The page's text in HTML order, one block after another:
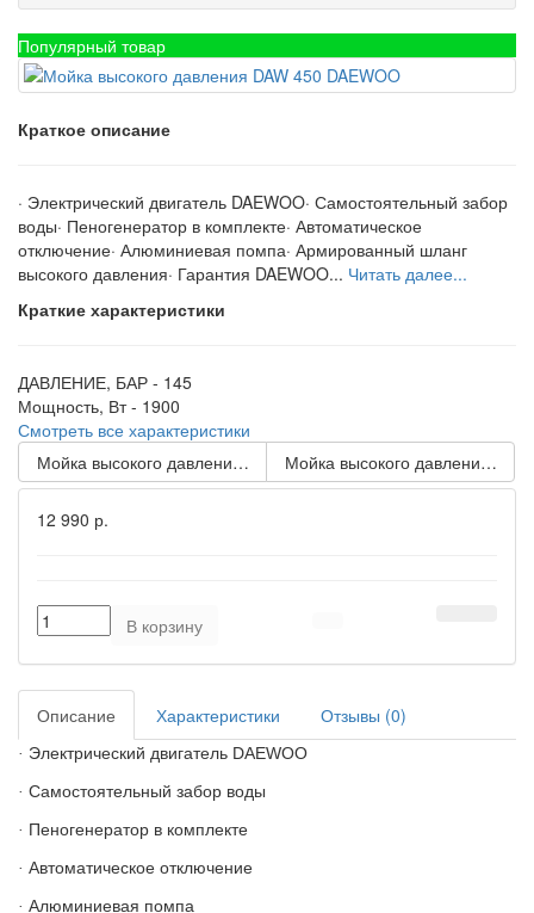
Популярный товар
Краткое описание
· Электрический двигатель DAEWOO· Самостоятельный забор
воды· Пеногенератор в комплекте· Автоматическое
отключение· Алюминиевая помпа· Армированный шланг
высокого давления· Гарантия DAEWOO... Читать далее...
Краткие характеристики
ДАВЛЕНИЕ, БАР - 145
Мощность, Вт - 1900
Смотреть все характеристики
Мойка высокого давления DAW 400 DAEWOO
Мойка высокого давления
12 990 р.
В корзину
Описание Характеристики Отзывы (0)
· Электрический двигатель DAEWOO
· Самостоятельный забор воды
· Пеногенератор в комплекте
· Автоматическое отключение
· Алюминиевая помпа